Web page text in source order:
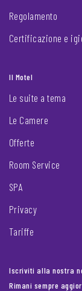
Regolamento
Certificazione e
Il Motel
Le suite a tema
Le Camere
Offerte
Room Service
SPA
Privacy
Tariffe
Iscriviti alla nostra
Rimani sempre